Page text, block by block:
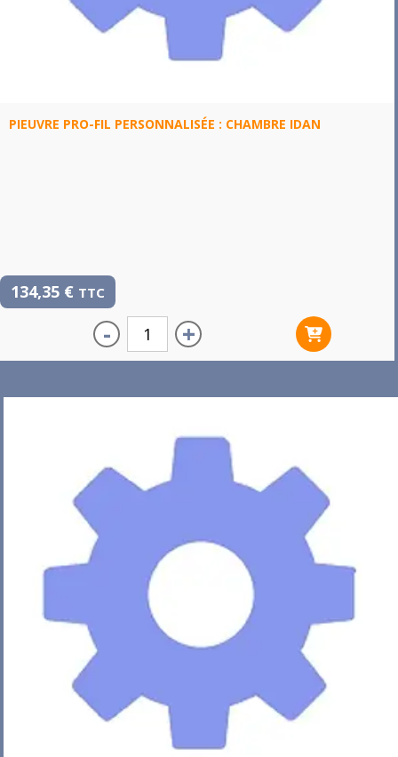
PIEUVRE PRO-FIL PERSONNALISÉE : CHAMBRE IDAN
134,35 € TTC
- +